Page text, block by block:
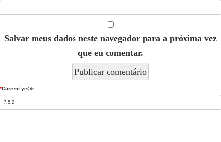
Salvar meus dados neste navegador para a próxima vez
que eu comentar.
Current ye@r
*